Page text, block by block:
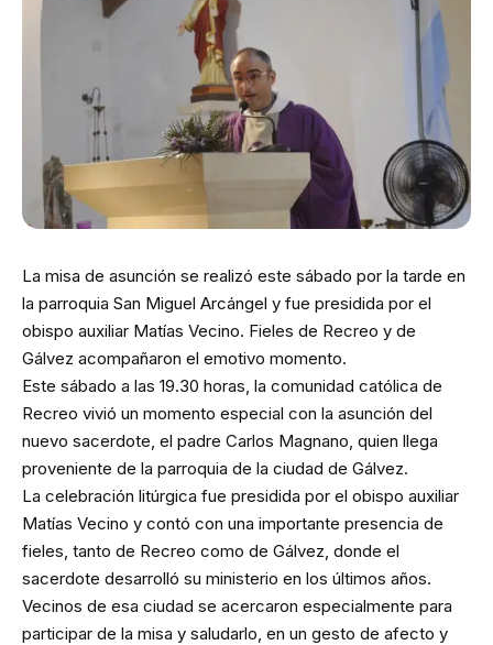
La misa de asunción se realizó este sábado por la tarde en
la parroquia San Miguel Arcángel y fue presidida por el
obispo auxiliar Matías Vecino. Fieles de Recreo y de
Gálvez acompañaron el emotivo momento.
Este sábado a las 19.30 horas, la comunidad católica de
Recreo vivió un momento especial con la asunción del
nuevo sacerdote, el padre Carlos Magnano, quien llega
proveniente de la parroquia de la ciudad de Gálvez.
La celebración litúrgica fue presidida por el obispo auxiliar
Matías Vecino y contó con una importante presencia de
fieles, tanto de Recreo como de Gálvez, donde el
sacerdote desarrolló su ministerio en los últimos años.
Vecinos de esa ciudad se acercaron especialmente para
participar de la misa y saludarlo, en un gesto de afecto y